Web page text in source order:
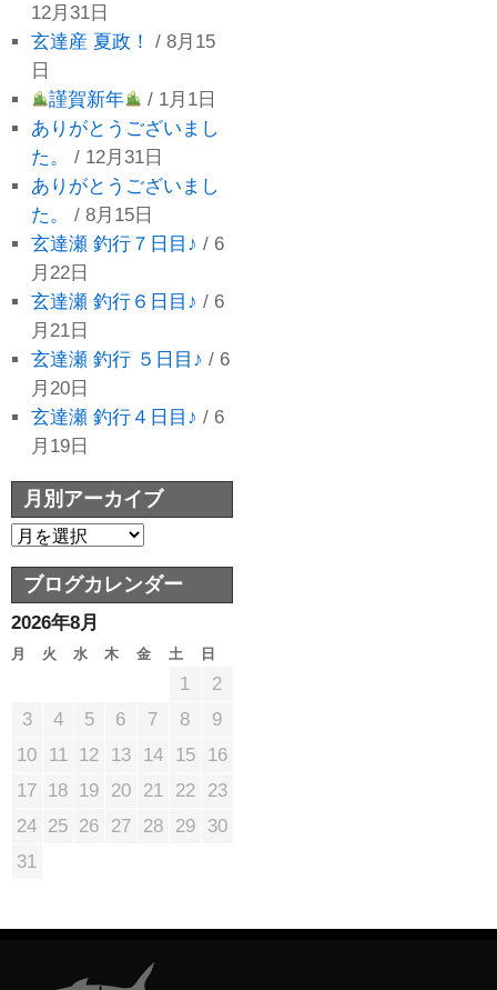
12月31日
玄達産 夏政！
/ 8月15
日
謹賀新年
/ 1月1日
ありがとうございまし
た。
/ 12月31日
ありがとうございまし
た。
/ 8月15日
玄達瀬 釣行７日目♪ / 6
月22日
玄達瀬 釣行６日目♪ / 6
月21日
玄達瀬 釣行 ５日目♪ / 6
月20日
玄達瀬 釣行４日目♪ / 6
月19日
月別アーカイブ
ブログカレンダー
2026年8月
月 火 水 木 金 土 日
1
2
3
4 5 6 7 8
9
10
11 12 13 14 15
16
17 18 19 20 21 22
23
24 25 26 27 28 29
30
31